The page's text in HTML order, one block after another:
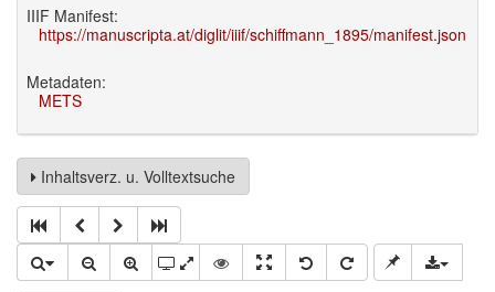
IIIF Manifest:
https://manuscripta.at/diglit/iiif/schiffmann_1895/manifest.json
Metadaten:
METS
Inhaltsverz. u. Volltextsuche